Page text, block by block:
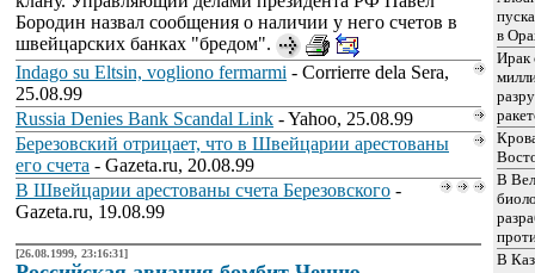
Бородин назвал сообщения о наличии у него счетов в
швейцарских банках "бредом".
Indago su Eltsin, vogliono fermarmi - Corrierre dela Sera,
25.08.99
Russia Denies Bank Scandal Link - Yahoo, 25.08.99
Березовский отрицает, что в Швейцарии арестованы
его счета - Gazeta.ru, 20.08.99
В Швейцарии арестованы счета Березовского -
Gazeta.ru, 19.08.99
[26.08.1999, 23:16:31]
в
Ирак
В
В